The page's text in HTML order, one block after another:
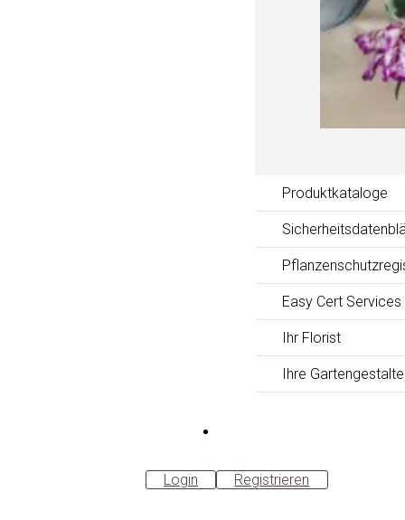
Produktkataloge
Easy Cert Services
Ihr Florist
Ihre
Login
Registrieren